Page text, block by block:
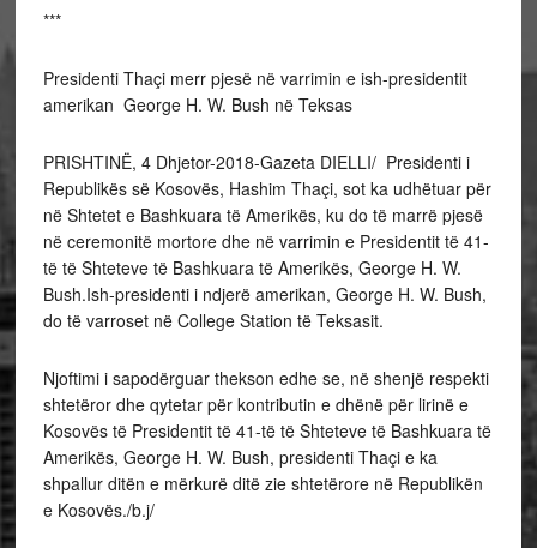
***
Presidenti Thaçi merr pjesë në varrimin e ish-presidentit
amerikan George H. W. Bush në Teksas
PRISHTINË, 4 Dhjetor-2018-Gazeta DIELLI/ Presidenti i
Republikës së Kosovës, Hashim Thaçi, sot ka udhëtuar për
në Shtetet e Bashkuara të Amerikës, ku do të marrë pjesë
në ceremonitë mortore dhe në varrimin e Presidentit të 41-
të të Shteteve të Bashkuara të Amerikës, George H. W.
Bush.Ish-presidenti i ndjerë amerikan, George H. W. Bush,
do të varroset në College Station të Teksasit.
Njoftimi i sapodërguar thekson edhe se, në shenjë respekti
shtetëror dhe qytetar për kontributin e dhënë për lirinë e
Kosovës të Presidentit të 41-të të Shteteve të Bashkuara të
Amerikës, George H. W. Bush, presidenti Thaçi e ka
shpallur ditën e mërkurë ditë zie shtetërore në Republikën
e Kosovës./b.j/